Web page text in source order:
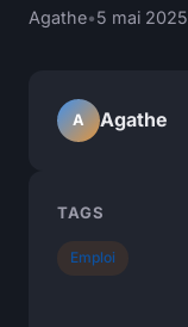
Agathe•5 mai 2025
A Agathe
TAGS
Emploi